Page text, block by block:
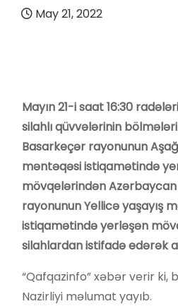
May 21, 2022
Mayın 21-i saat 16:30
silahlı qüvvələrinin
Basarkeçər rayonunun
məntəqəsi istiqamətində
mövqelərindən
rayonunun Yellicə yaşayış
istiqamətində yerləşən
silahlardan istifadə edərək
“Qafqazinfo” xəbər verir ki,
Nazirliyi məlumat yayıb.